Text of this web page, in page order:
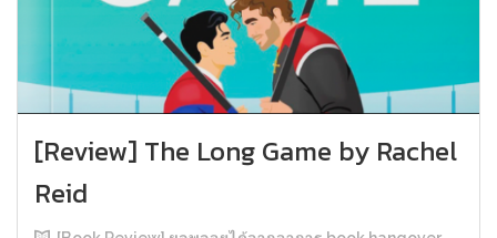
[Review] The Long Game by Rachel
Reid